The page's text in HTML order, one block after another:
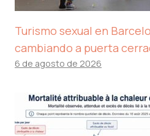
Turismo sexual en
cambiando a puerta
6 de agosto de 2026